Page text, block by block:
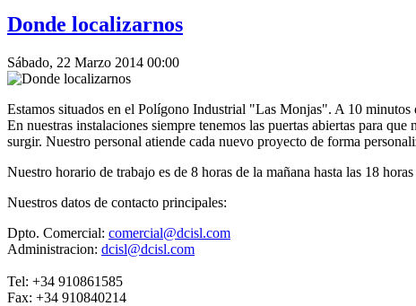
Donde localizarnos
Sábado, 22 Marzo 2014 00:00
Estamos situados en el Polígono Industrial "Las Monjas". A 10
En nuestras instalaciones siempre tenemos las puertas abiertas para
surgir. Nuestro personal atiende cada nuevo proyecto de forma
Nuestro horario de trabajo es de 8 horas de la mañana hasta las 18
Nuestros datos de contacto principales:
Dpto. Comercial: comercial@dcisl.com
Administracion: dcisl@dcisl.com
Tel: +34 910861585
Fax: +34 910840214